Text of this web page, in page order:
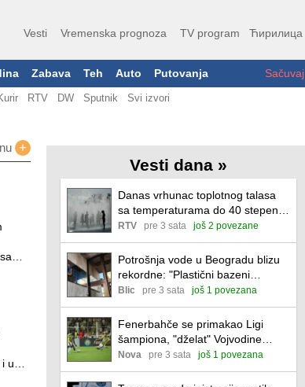
Vesti Vremenska prognoza TV program Ћирилица
Zabava Teh Auto Putovanja Sačuvaj
RTV DW Sputnik Svi izvori
+
u…
Vesti dana »
Danas vrhunac toplotnog talasa
sa temperaturama do 40 stepeni i
tropskim noćima
RTV pre 3 sata još 2 povezane
Potrošnja vode u Beogradu blizu
rekordne: "Plastični bazeni
posebno veliko opterećenje"
Blic pre 3 sata još 1 povezana
Fenerbahče se primakao Ligi
šampiona, "dželat" Vojvodine
napravio korak ka Ligi Evrope
Nova pre 3 sata još 1 povezana